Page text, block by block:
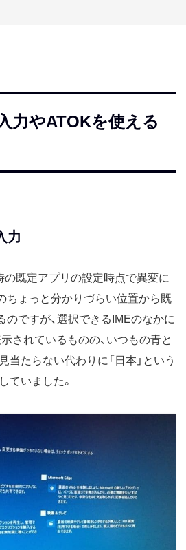
力やATOKを使える
力
の既定アプリの設定時点で異変に
ちょっと分かりづらい位置から既
のですが、選択できるIMEのなかに
されているものの、いつもの青と
当たらない代わりに「日本」という
ていました。